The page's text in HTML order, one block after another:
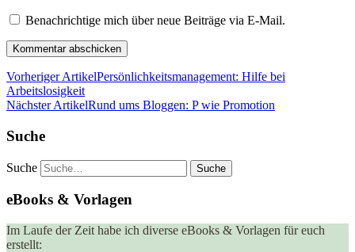
Benachrichtige mich über neue Beiträge via E-Mail.
Vorheriger ArtikelPersönlichkeitsmanagement: Hilfe bei
Arbeitslosigkeit
Nächster ArtikelRund ums Bloggen: P wie Promotion
Suche
Suche
eBooks & Vorlagen
Im Laufe der Zeit habe ich diverse eBooks & Vorlagen für euch
erstellt: